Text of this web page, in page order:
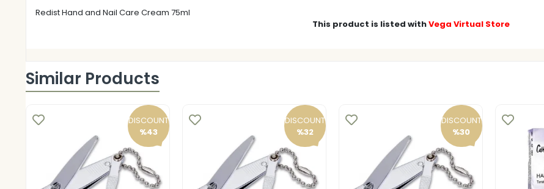
Redist Hand and Nail Care Cream 75ml
This product is listed withVega Virtual Store
Similar Products
DISCOUNT
%43
DISCOUNT
%32
DISCOUNT
%30